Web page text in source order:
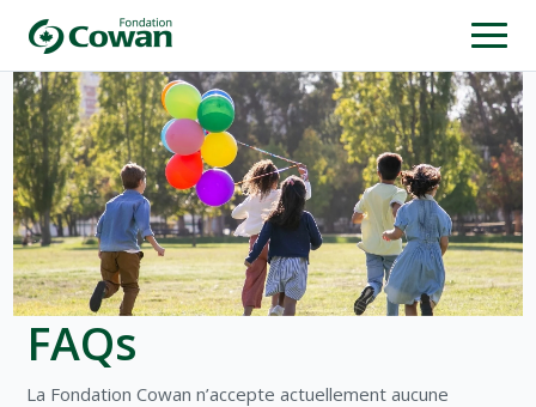
FAQs
La Fondation Cowan n’accepte actuellement aucune